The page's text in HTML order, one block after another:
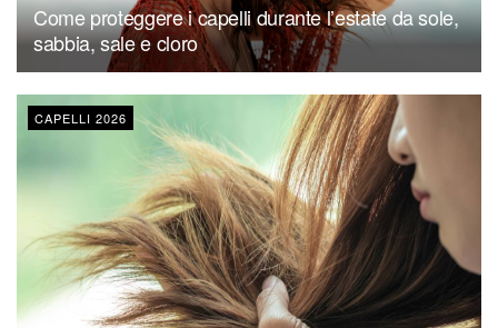
Come proteggere i capelli durante l’estate da sole,
sabbia, sale e cloro
CAPELLI 2026